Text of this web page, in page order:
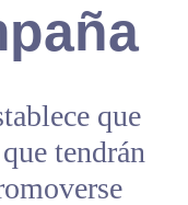
que
tendrán